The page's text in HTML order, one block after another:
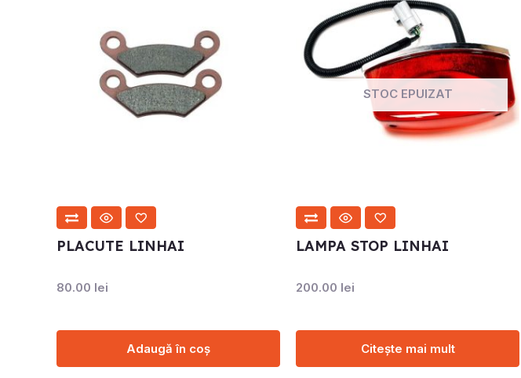
PLACUTE LINHAI
80.00 lei
Adaugă în coș
STOC EPUIZAT
LAMPA STOP LINHAI
200.00 lei
Citește mai mult